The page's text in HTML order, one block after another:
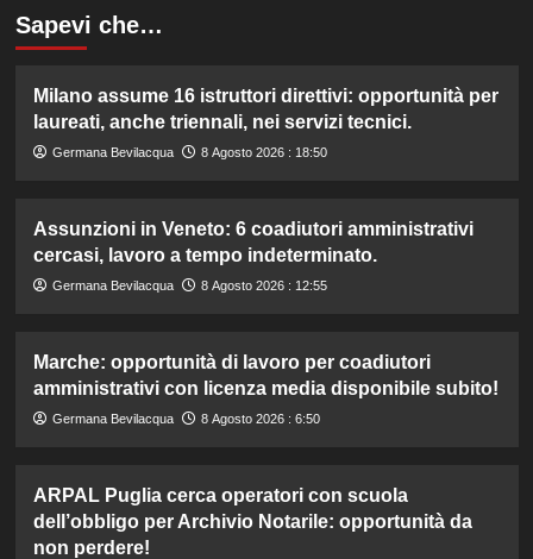
Sapevi che…
Milano assume 16 istruttori direttivi: opportunità per
laureati, anche triennali, nei servizi tecnici.
Germana Bevilacqua 8 Agosto 2026 : 18:50
Assunzioni in Veneto: 6 coadiutori amministrativi
cercasi, lavoro a tempo indeterminato.
Germana Bevilacqua 8 Agosto 2026 : 12:55
Marche: opportunità di lavoro per coadiutori
amministrativi con licenza media disponibile subito!
Germana Bevilacqua 8 Agosto 2026 : 6:50
ARPAL Puglia cerca operatori con scuola
dell’obbligo per Archivio Notarile: opportunità da
non perdere!